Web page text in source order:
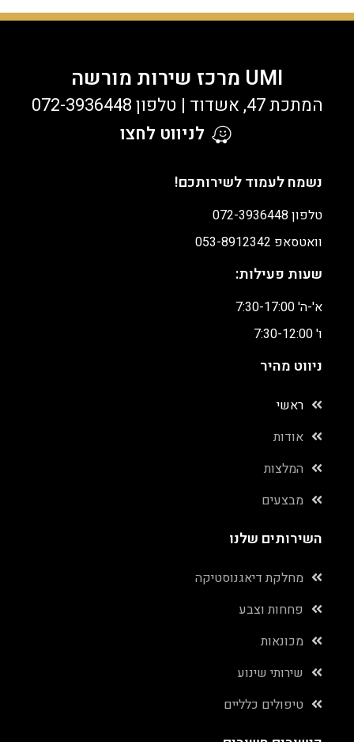
UMI מרכז שירות מורשה
המתכת 47, אשדוד | טלפון 072-3936448
לניווט לחצו
נשמח לעמוד לשירותכם!
טלפון 072-3936448
וואטסאפ 053-8912342
שעות פעילות:
א'-ה' 7:30-17:00
ו' 7:30-12:00
ניווט מהיר
ראשי
אודות
המלצות
מבצעים
השירותים שלנו
מחלקת דיאגנוסטיקה
פחחות וצבע
מכונאות
שירותי שינוע
טיפולים כלליים